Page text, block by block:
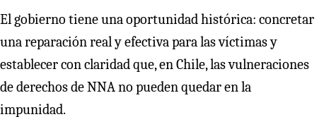
El gobierno tiene una oportunidad histórica: concretar
una reparación real y efectiva para las víctimas y
establecer con claridad que, en Chile, las vulneraciones
de derechos de NNA no pueden quedar en la
impunidad.